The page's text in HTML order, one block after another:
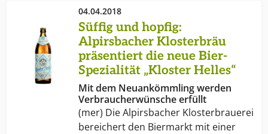
ursprünglich wie in alten Zeiten. Damit das auch so
bleibt, liegen uns Natur- und Umweltschutz
besonders am Herzen. Ständig sind wir bemüht,
unseren Energie- und Wasserverbrauch weiter zu
verringern.
04.04.2018
Süffig und hopfig:
Alpirsbacher Klosterbräu
präsentiert die neue Bier-
Spezialität „Kloster Helles“
Mit dem Neuankömmling werden
Verbraucherwünsche erfüllt
(mer) Die Alpirsbacher Klosterbrauerei
bereichert den Biermarkt mit einer